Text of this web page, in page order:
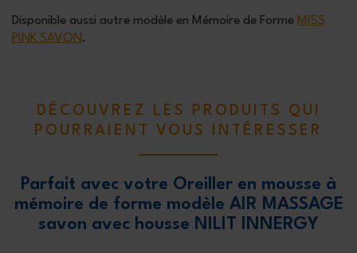
Disponible aussi autre modèle en Mémoire de Forme MISS
PINK SAVON.
DÉCOUVREZ LES PRODUITS QUI
POURRAIENT VOUS INTÉRESSER
Parfait avec votre Oreiller en mousse à
mémoire de forme modèle AIR MASSAGE
savon avec housse NILIT INNERGY